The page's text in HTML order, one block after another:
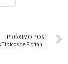
PRÓXIMO POST
Os Melhores Pratos Típicos de Florianópolis